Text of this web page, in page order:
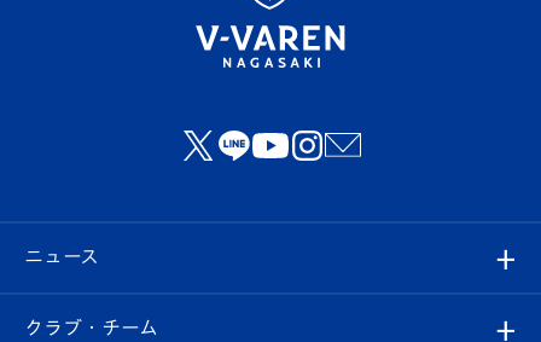
ニュース
すべて
クラブ・チーム